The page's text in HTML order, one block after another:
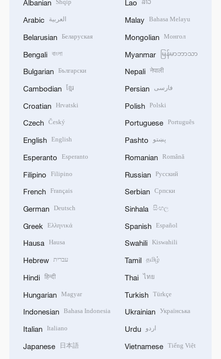
Albanian
Arabic العربية
Belarusian Беларуская
Bengali বাংলা
Bulgarian Български
Cambodian ខ្មែរ
Croatian Hrvatski
Czech Český
English English
Esperanto Esperanto
Filipino Filipino
French Français
German Deutsch
Greek Ελληνικά
Hausa Hausa
Hebrew עברית
Hindi हिन्दी
Hungarian Magyar
Indonesian Bahasa Indonesia
Italian Italiano
Japanese 日本語
Lao
Malay Bahasa Melayu
Mongolian Монгол
Myanmar မြန်မာဘာသာ
Nepali नेपाली
Persian فارسی
Polish Polski
Portuguese Português
Pashto پښتو
Romanian Română
Russian Русский
Serbian Српски
Sinhala සිංහල
Spanish Español
Swahili Kiswahili
Tamil தமிழ்
Thai ไทย
Turkish Türkçe
Ukrainian Українська
Urdu اردو
Vietnamese Tiếng Việt